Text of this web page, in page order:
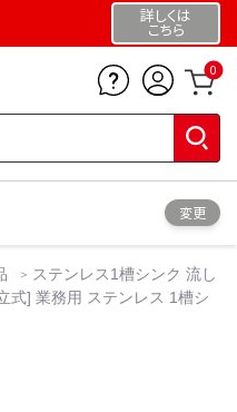
詳しくは
こちら
0
変更
ステンレス1槽シンク 流し
] 業務用 ステンレス 1槽シ